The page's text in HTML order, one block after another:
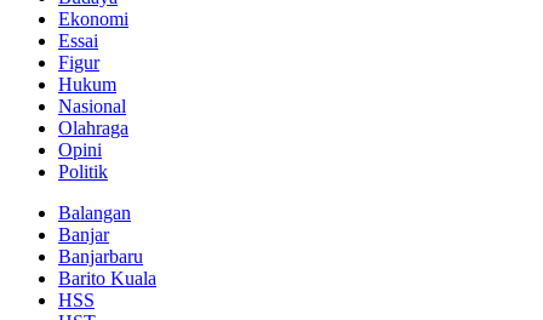
Ekonomi
Essai
Figur
Hukum
Nasional
Olahraga
Opini
Politik
Balangan
Banjar
Banjarbaru
Barito Kuala
HSS